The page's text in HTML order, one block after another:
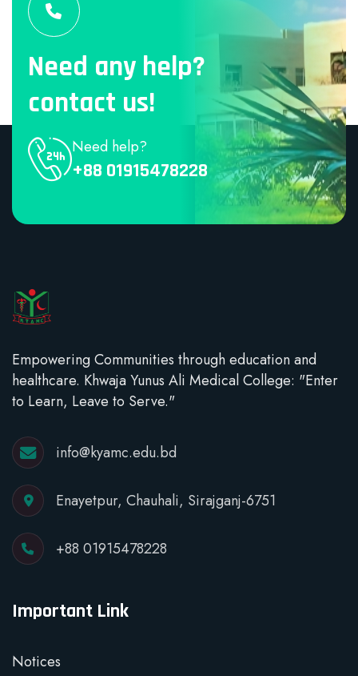
Need any help?
contact us!
Need help?
+88 01915478228
Empowering Communities through education and
healthcare. Khwaja Yunus Ali Medical College: "Enter
to Learn, Leave to Serve."
info@kyamc.edu.bd
Enayetpur, Chauhali, Sirajganj-6751
+88 01915478228
Important Link
Notices